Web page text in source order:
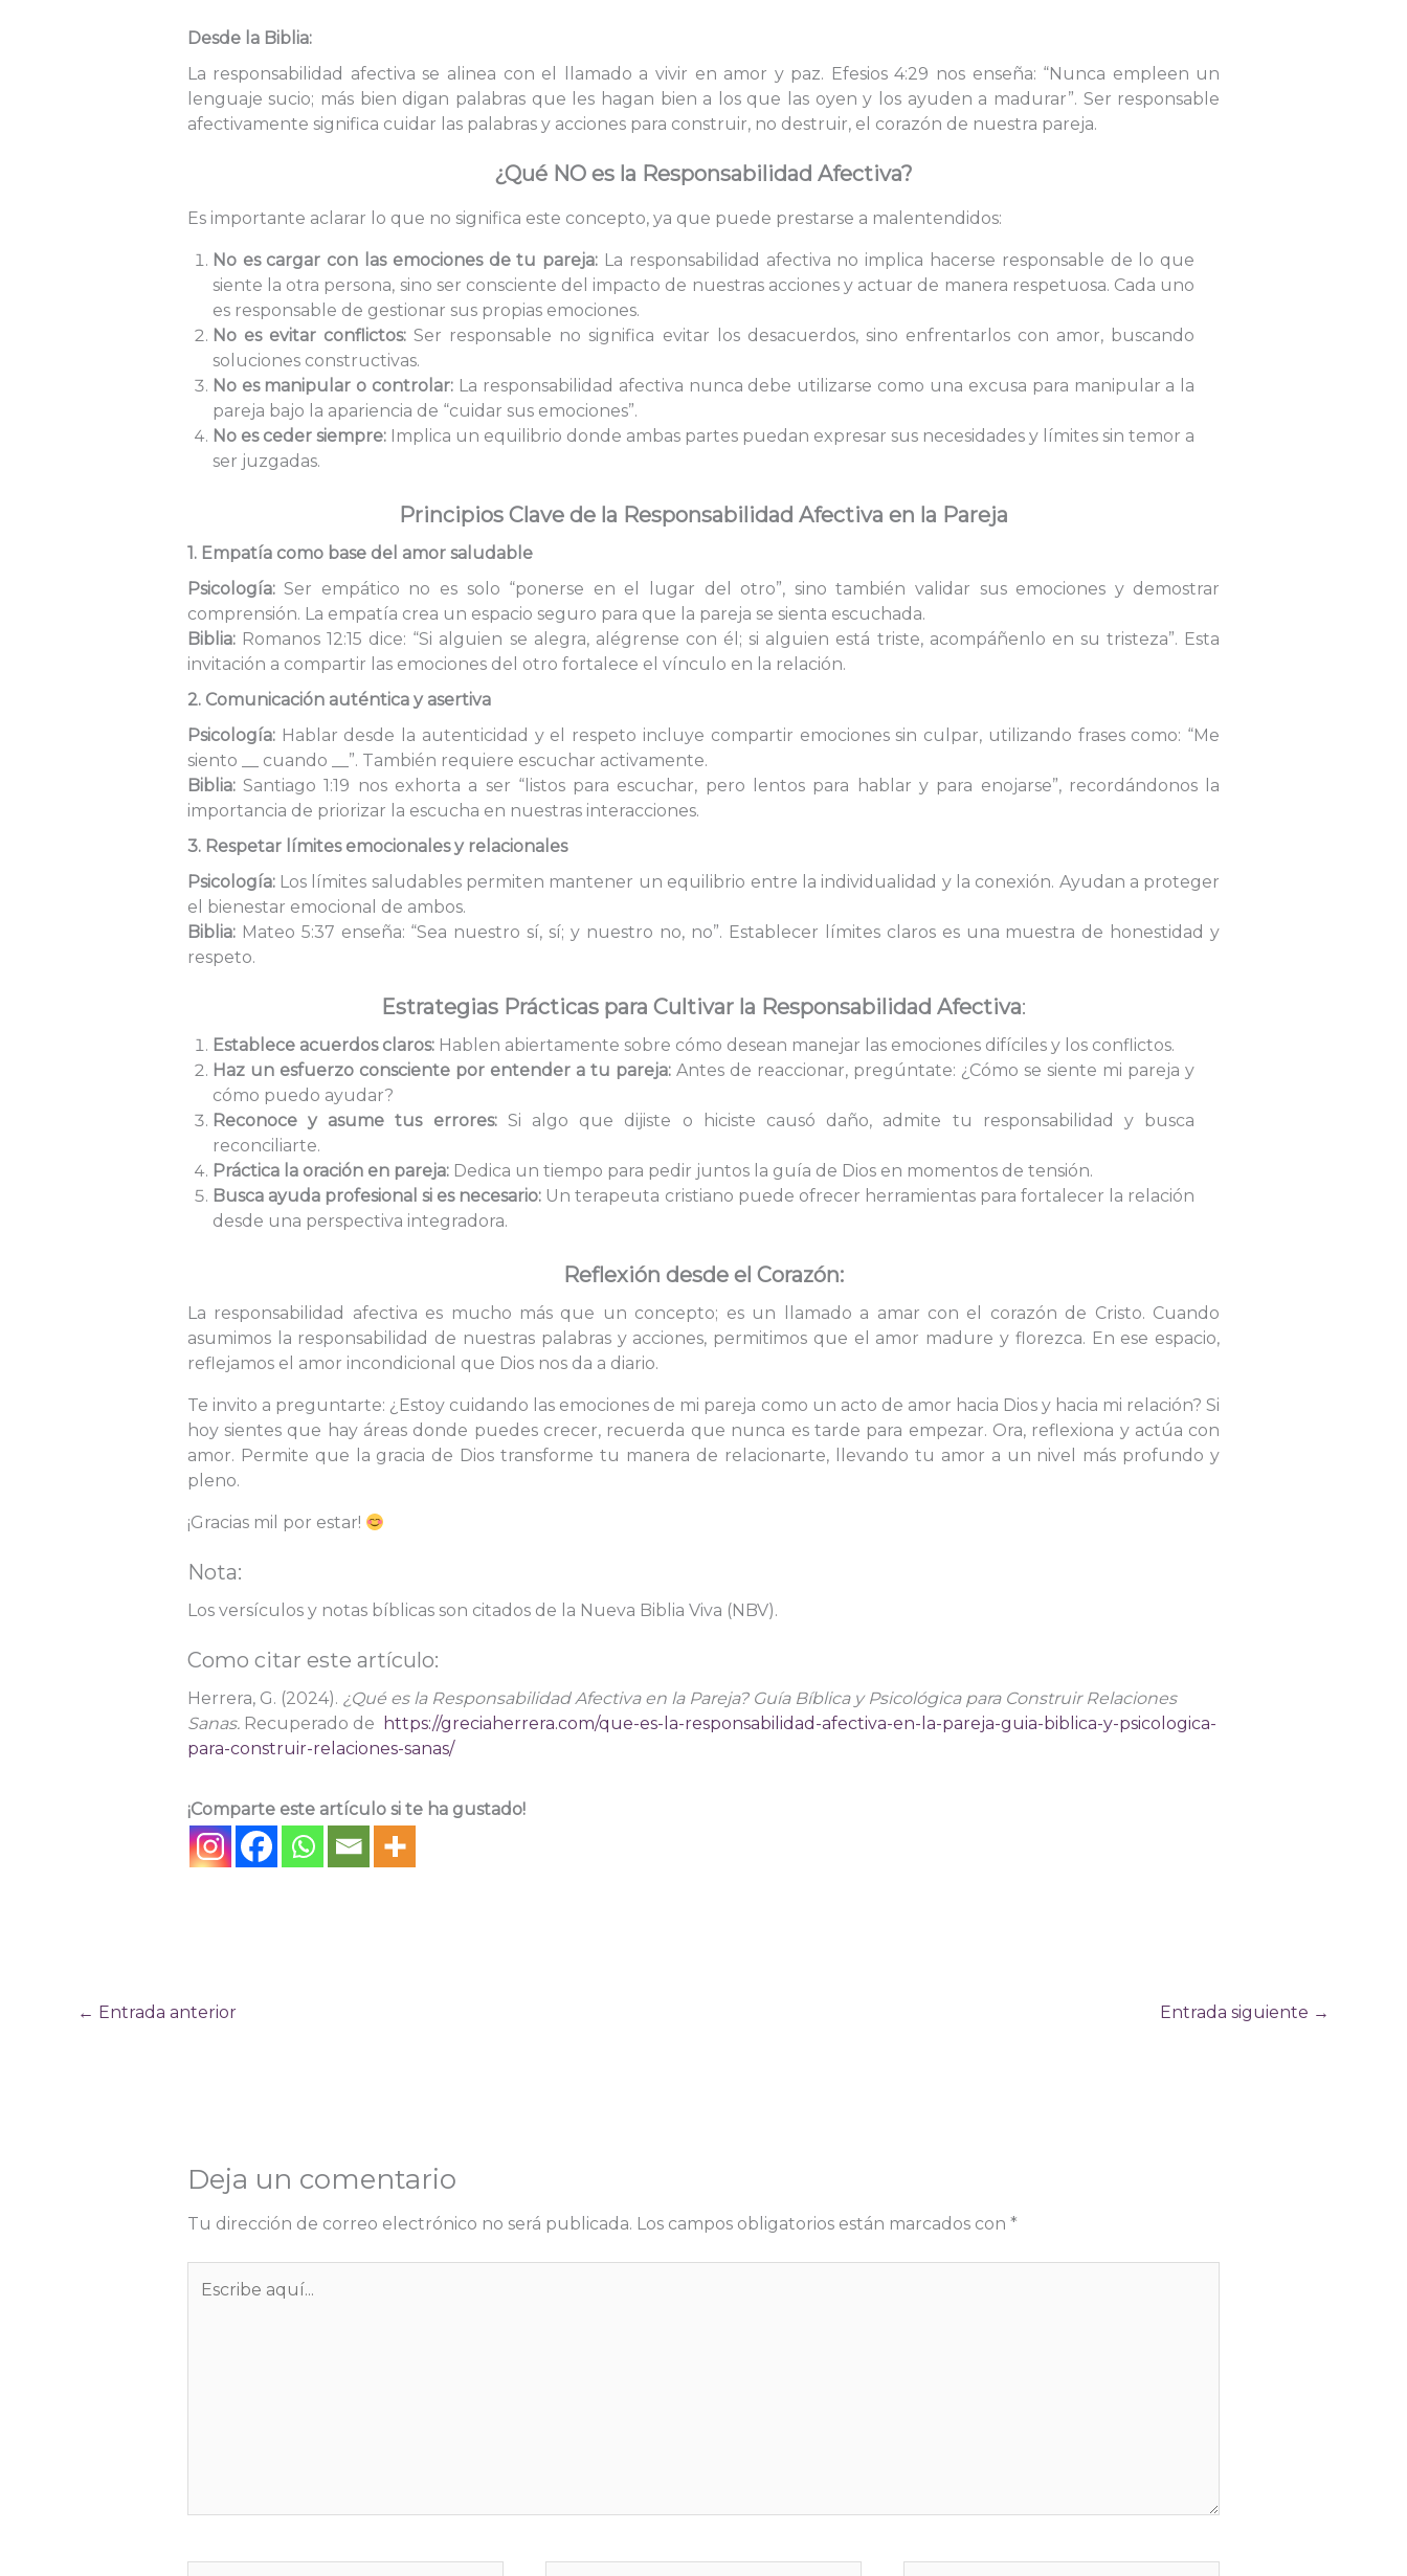
Desde la Biblia:
La responsabilidad afectiva se alinea con el llamado a vivir en amor y paz. Efesios 4:29 nos enseña: “Nunca empleen un
lenguaje sucio; más bien digan palabras que les hagan bien a los que las oyen y los ayuden a madurar”. Ser responsable
afectivamente significa cuidar las palabras y acciones para construir, no destruir, el corazón de nuestra pareja.
¿Qué NO es la Responsabilidad Afectiva?
Es importante aclarar lo que no significa este concepto, ya que puede prestarse a malentendidos:
No es cargar con las emociones de tu pareja: La responsabilidad afectiva no implica hacerse responsable de lo que
siente la otra persona, sino ser consciente del impacto de nuestras acciones y actuar de manera respetuosa. Cada uno
es responsable de gestionar sus propias emociones.
No es evitar conflictos: Ser responsable no significa evitar los desacuerdos, sino enfrentarlos con amor, buscando
soluciones constructivas.
No es manipular o controlar: La responsabilidad afectiva nunca debe utilizarse como una excusa para manipular a la
pareja bajo la apariencia de “cuidar sus emociones”.
No es ceder siempre:Implica un equilibrio donde ambas partes puedan expresar sus necesidades y límites sin temor a
ser juzgadas.
Principios Clave de la Responsabilidad Afectiva en la Pareja
1. Empatía como base del amor saludable
Psicología:Ser empático no es solo “ponerse en el lugar del otro”, sino también validar sus emociones y demostrar
comprensión. La empatía crea un espacio seguro para que la pareja se sienta escuchada.
Biblia:Romanos 12:15 dice: “Si alguien se alegra, alégrense con él; si alguien está triste, acompáñenlo en su tristeza”. Esta
invitación a compartir las emociones del otro fortalece el vínculo en la relación.
2. Comunicación auténtica y asertiva
Psicología:Hablar desde la autenticidad y el respeto incluye compartir emociones sin culpar, utilizando frases como: “Me
siento __ cuando __”. También requiere escuchar activamente.
Biblia:Santiago 1:19 nos exhorta a ser “listos para escuchar, pero lentos para hablar y para enojarse”, recordándonos la
importancia de priorizar la escucha en nuestras interacciones.
3. Respetar límites emocionales y relacionales
Psicología:Los límites saludables permiten mantener un equilibrio entre la individualidad y la conexión. Ayudan a proteger
el bienestar emocional de ambos.
Biblia:Mateo 5:37 enseña: “Sea nuestro sí, sí; y nuestro no, no”. Establecer límites claros es una muestra de honestidad y
respeto.
Estrategias Prácticas para Cultivar la Responsabilidad Afectiva:
Establece acuerdos claros:Hablen abiertamente sobre cómo desean manejar las emociones difíciles y los conflictos.
Haz un esfuerzo consciente por entender a tu pareja:Antes de reaccionar, pregúntate: ¿Cómo se siente mi pareja y
cómo puedo ayudar?
Reconoce y asume tus errores:Si algo que dijiste o hiciste causó daño, admite tu responsabilidad y busca
reconciliarte.
Práctica la oración en pareja:Dedica un tiempo para pedir juntos la guía de Dios en momentos de tensión.
Busca ayuda profesional si es necesario: Un terapeuta cristiano puede ofrecer herramientas para fortalecer la relación
desde una perspectiva integradora.
Reflexión desde el Corazón:
La responsabilidad afectiva es mucho más que un concepto; es un llamado a amar con el corazón de Cristo. Cuando
asumimos la responsabilidad de nuestras palabras y acciones, permitimos que el amor madure y florezca. En ese espacio,
reflejamos el amor incondicional que Dios nos da a diario.
Te invito a preguntarte: ¿Estoy cuidando las emociones de mi pareja como un acto de amor hacia Dios y hacia mi relación? Si
hoy sientes que hay áreas donde puedes crecer, recuerda que nunca es tarde para empezar. Ora, reflexiona y actúa con
amor. Permite que la gracia de Dios transforme tu manera de relacionarte, llevando tu amor a un nivel más profundo y
pleno.
¡Gracias mil por estar!
Nota:
Los versículos y notas bíblicas son citados de la Nueva Biblia Viva (NBV).
Como citar este artículo:
Herrera, G. (2024). ¿Qué es la Responsabilidad Afectiva en la Pareja? Guía Bíblica y Psicológica para Construir Relaciones
Sanas.Recuperado de
https://greciaherrera.com/que-es-la-responsabilidad-afectiva-en-la-pareja-guia-biblica-y-psicologica-
para-construir-relaciones-sanas/
¡Comparte este artículo si te ha gustado!
← Entrada anterior Entrada siguiente →
Deja un comentario
Tu dirección de correo electrónico no será publicada. Los campos obligatorios están marcados con *
aquí...